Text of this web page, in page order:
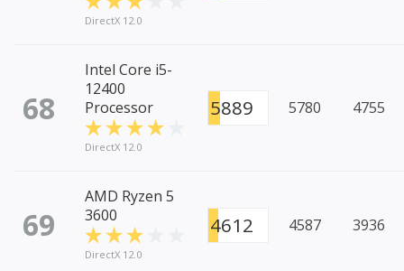
DirectX 12.0
68
Intel Core i5-
12400
Processor
DirectX 12.0
5889 5780 4755
69
AMD Ryzen 5
3600
DirectX 12.0
4612 4587 3936